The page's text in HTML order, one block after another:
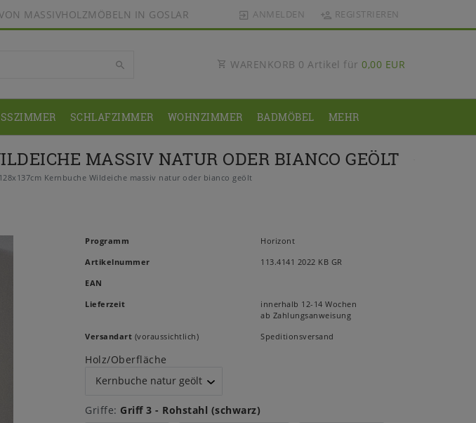
MASSIVHOLZMÖBELN IN GOSLAR ANMELDEN REGISTRIEREN
WARENKORB 0 Artikel für 0,00 EUR
SCHLAFZIMMER WOHNZIMMER BADMÖBEL MEHR
MASSIV NATUR ODER BIANCO GEÖLT
Kernbuche Wildeiche massiv natur oder bianco geölt
Programm
Horizont
Artikelnummer
113.4141 2022 KB GR
EAN
Lieferzeit
innerhalb 12-14 Wochen
ab Zahlungsanweisung
Versandart (voraussichtlich) Speditionsversand
Holz/Oberfläche
Griffe: Griff 3 - Rohstahl (schwarz)